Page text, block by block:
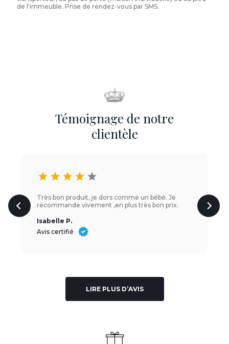
de l'immeuble. Prise de rendez-vous par SMS.
Témoignage de notre
clientèle
star star star star star
Très bon produit, je dors comme un bébé. Je
recommande vivement ,en plus très bon prix.
Isabelle P.
Avis certifié
LIRE PLUS D’AVIS